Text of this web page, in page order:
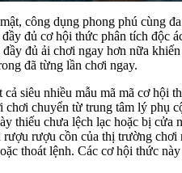
công dụng phong phú cùng
đủ cơ hội thức phân tích độc
đủ ải chơi ngay hơn nữa
đã từng lần chơi ngay.
cả siêu nhiều mẫu mã mã cơ hội
chơi chuyển từ trung tâm lý phụ
thiếu chưa lệch lạc hoặc bị cửa
rượu cồn của thị trường chơi
thoát lệnh. Các cơ hội thức